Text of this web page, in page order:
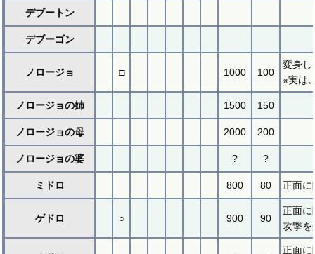
デブートン
デブーゴン
ノロージョ □ 1000 100
変身し
※実は
ノロージョの姉 1500 150
ノロージョの母 2000 200
ノロージョの婆 ? ?
ミドロ 800 80 正面に
ゲドロ ○ 900 90
正面に
攻撃を
正面に